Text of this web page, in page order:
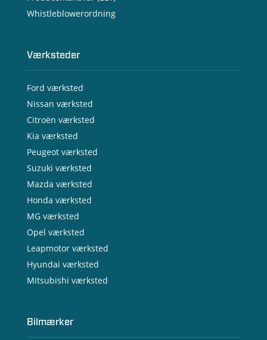
Whistleblowerordning
Værksteder
Ford værksted
Nissan værksted
Citroën værksted
Kia værksted
Peugeot værksted
Suzuki værksted
Mazda værksted
Honda værksted
MG værksted
Opel værksted
Leapmotor værksted
Hyundai værksted
Mitsubishi værksted
Bilmærker